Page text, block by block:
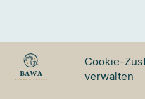
Cookie-
verwalten